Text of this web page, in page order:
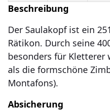
Beschreibung
Der Saulakopf ist ein
Rätikon. Durch seine
besonders für Kletterer
als die formschöne
Montafons).
Absicherung